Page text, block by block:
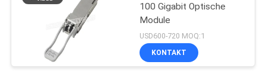
100 Gigabit Optische
Module
USD600-720 MOQ:1
KONTAKT